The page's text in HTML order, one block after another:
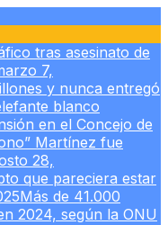
tras asesinato de
7,
y nunca entregó
blanco
en el Concejo de
Martínez fue
28,
que pareciera estar
Más de 41.000
2024, según la ONU